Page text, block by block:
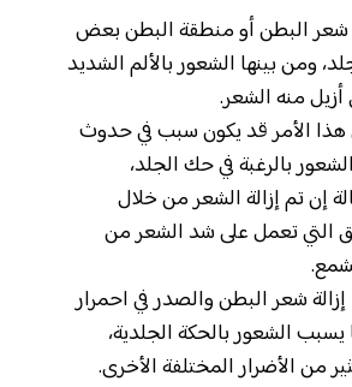
شعر البطن أو منطقة البطن بعض
ومن بينها الشعور بالألم الشديد
أزيل منه الشعر.
هذا الأمر قد يكون سبب في حدوث
بالرغبة في حك الجلد،
إن تم إزالة الشعر من خلال
التي تعمل على شد الشعر من
شعر البطن والصدر في احمرار
يسبب الشعور بالحكة الجلدية،
من الأضرار المختلفة الأخرى.